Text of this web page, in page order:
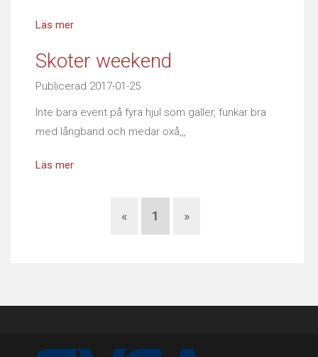
Läs mer
Skoter weekend
Publicerad 2017-01-25
Inte bara event på fyra hjul som gäller, funkar bra
med långband och medar oxå,,,
Läs mer
« 1 »